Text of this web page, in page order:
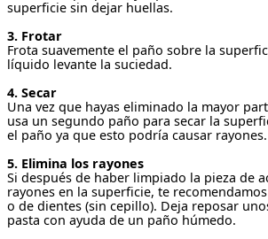
superficie sin dejar huellas.
3. Frotar
Frota suavemente el paño sobre la
líquido levante la suciedad.
4. Secar
Una vez que hayas eliminado la mayor
usa un segundo paño para secar la
el paño ya que esto podría causar rayones.
5. Elimina los rayones
Si después de haber limpiado la pieza de
rayones en la superficie, te
o de dientes (sin cepillo). Deja reposar
pasta con ayuda de un paño húmedo.